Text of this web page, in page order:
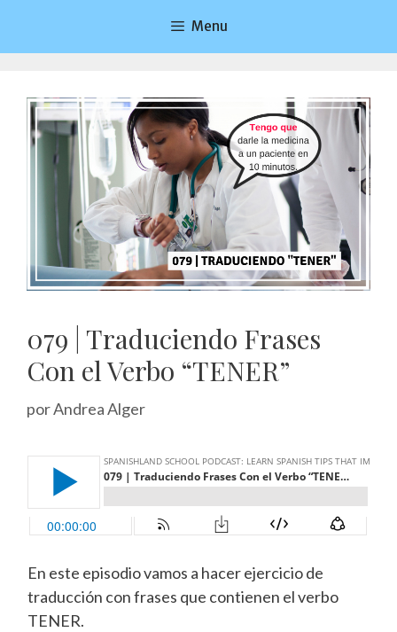
contenido
Menu
079 | Traduciendo Frases
Con el Verbo “TENER”
porAndrea Alger
En este episodio vamos a hacer ejercicio de
traducción con frases que contienen el verbo
TENER.